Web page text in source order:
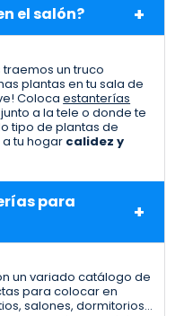
el salón?
un truco
plantas en tu sala de
Colocaestanterías
a la tele o donde te
tipo de plantas de
tu hogar calidez y
para
un variado catálogo de
para colocar en
salones, dormitorios…